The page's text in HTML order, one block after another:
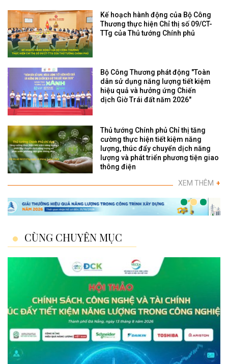
Kế hoạch hành động của Bộ Công
Thương thực hiện Chỉ thị số 09/CT-
TTg của Thủ tướng Chính phủ
Bộ Công Thương phát động "Toàn
dân sử dụng năng lượng tiết kiệm
hiệu quả và hưởng ứng Chiến
dịch Giờ Trái đất năm 2026"
Thủ tướng Chính phủ Chỉ thị tăng
cường thực hiện tiết kiệm năng
lượng, thúc đẩy chuyển dịch năng
lượng và phát triển phương tiện giao
thông điện
XEM THÊM +
CÙNG CHUYÊN MỤC